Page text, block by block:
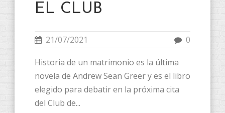
EL CLUB
21/07/2021 0
Historia de un matrimonio es la última
novela de Andrew Sean Greer y es el libro
elegido para debatir en la próxima cita
del Club de...